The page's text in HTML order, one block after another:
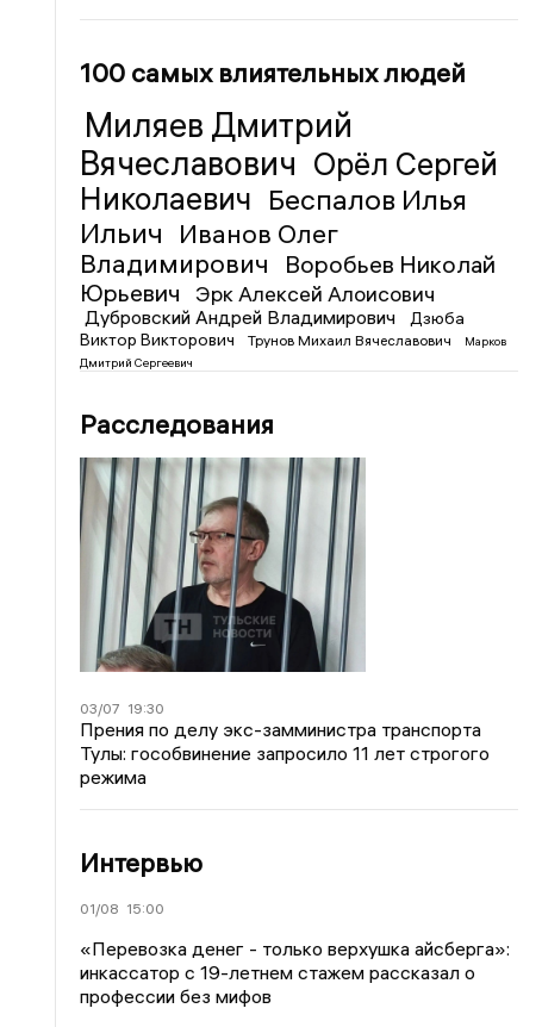
100 самых влиятельных людей
Миляев Дмитрий
Вячеславович Орёл Сергей
Николаевич Беспалов Илья
Ильич
Иванов Олег
Владимирович
Воробьев Николай
Юрьевич
Эрк Алексей Алоисович
Дубровский Андрей Владимирович
Дзюба
Виктор Викторович
Трунов Михаил Вячеславович
Марков
Дмитрий Сергеевич
Расследования
03/07 19:30
Прения по делу экс-замминистра транспорта
Тулы: гособвинение запросило 11 лет строгого
режима
Интервью
01/08 15:00
«Перевозка денег - только верхушка айсберга»:
инкассатор с 19-летнем стажем рассказал о
профессии без мифов